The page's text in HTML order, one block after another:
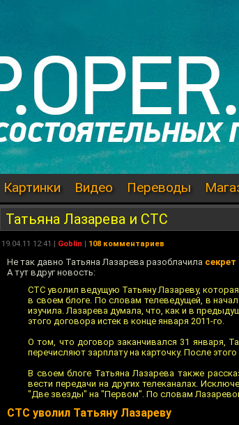
Картинки Видео Переводы
Татьяна Лазарева и СТС
19.04.11 12:41 | Goblin | 108 комментариев
Не так давно Татьяна Лазарева разоблачила
А тут вдруг новость:
СТС уволил ведущую Татьяну Лазареву,
в своем блоге. По словам телеведущей, в
изучила. Лазарева думала, что, как и в
этого договора истек в конце января 2011-го.
О том, что договор заканчивался 31 января,
перечисляют зарплату на карточку. После
В своем блоге Татьяна Лазарева также
вести передачи на других телеканалах.
"Две звезды" на "Первом". По словам
СТС уволил Татьяну Лазареву